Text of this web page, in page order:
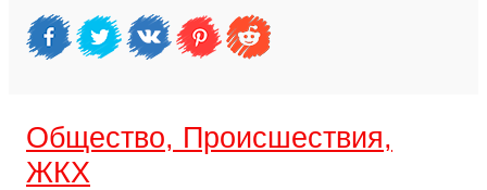
Общество, Происшествия,
ЖКХ